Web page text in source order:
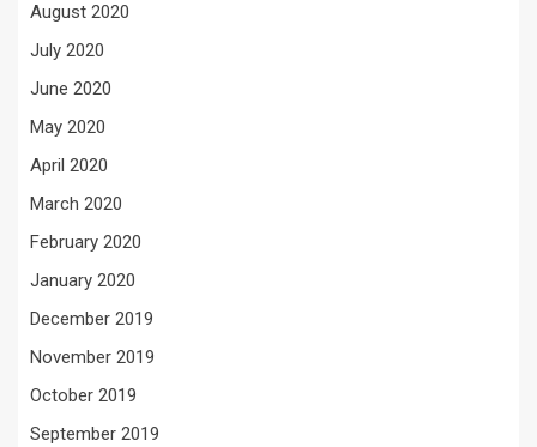
August 2020
July 2020
June 2020
May 2020
April 2020
March 2020
February 2020
January 2020
December 2019
November 2019
October 2019
September 2019